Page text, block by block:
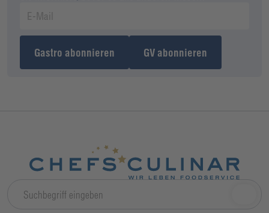
Gastro abonnieren GV abonnieren